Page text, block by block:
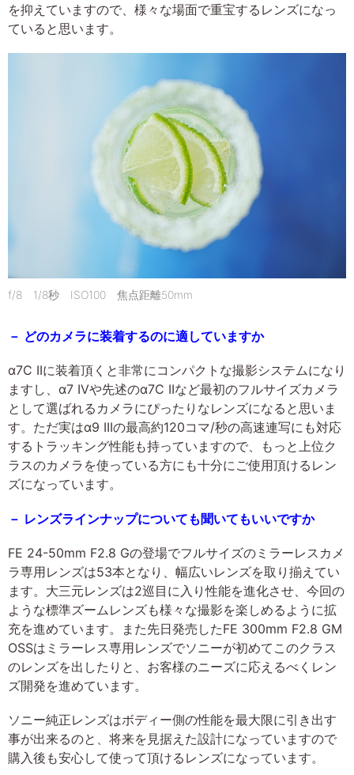
を抑えていますので、様々な場面で重宝するレンズになっ
ていると思います。
f/8 1/8秒 ISO100 焦点距離50mm
－ どのカメラに装着するのに適していますか
α7C IIに装着頂くと非常にコンパクトな撮影システムになり
ますし、α7 IVや先述のα7C IIなど最初のフルサイズカメラ
として選ばれるカメラにぴったりなレンズになると思いま
す。ただ実はα9 IIIの最高約120コマ/秒の高速連写にも対応
するトラッキング性能も持っていますので、もっと上位ク
ラスのカメラを使っている方にも十分にご使用頂けるレン
ズになっています。
－ レンズラインナップについても聞いてもいいですか
FE 24-50mm F2.8 Gの登場でフルサイズのミラーレスカメ
ラ専用レンズは53本となり、幅広いレンズを取り揃えてい
ます。大三元レンズは2巡目に入り性能を進化させ、今回の
ような標準ズームレンズも様々な撮影を楽しめるように拡
充を進めています。また先日発売したFE 300mm F2.8 GM
OSSはミラーレス専用レンズでソニーが初めてこのクラス
のレンズを出したりと、お客様のニーズに応えるべくレン
ズ開発を進めています。
ソニー純正レンズはボディー側の性能を最大限に引き出す
事が出来るのと、将来を見据えた設計になっていますので
購入後も安心して使って頂けるレンズになっています。